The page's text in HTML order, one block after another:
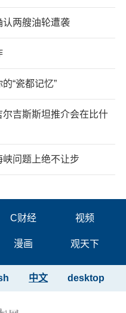
认两艘油轮遭袭
“瓷都记忆”
尔吉斯斯坦推介会在比什
问题上绝不让步
C财经 视频
漫画 观天下
desktop
中文